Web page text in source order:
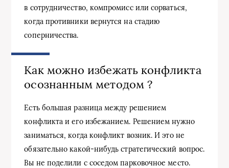
в сотрудничество, компромисс или сорваться,
когда противники вернутся на стадию
соперничества.
Как можно избежать конфликта
осознанным методом ?
Есть большая разница между решением
конфликта и его избежанием. Решением нужно
заниматься, когда конфликт возник. И это не
обязательно какой-нибудь стратегический вопрос.
Вы не поделили с соседом парковочное место.